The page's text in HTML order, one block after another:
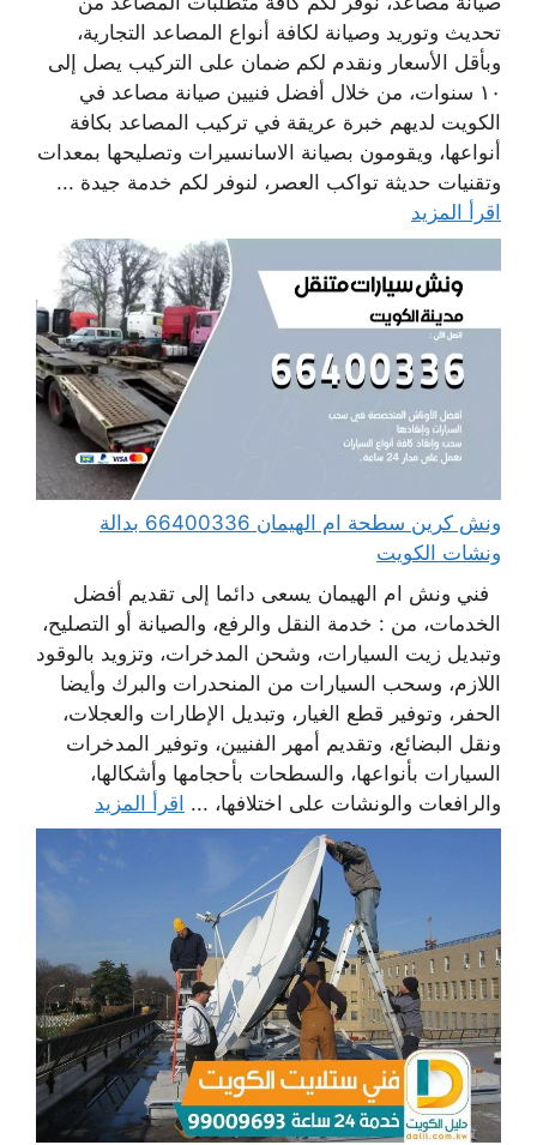
تحديث وتوريد وصيانة لكافة أنواع المصاعد التجارية،
وبأقل الأسعار ونقدم لكم ضمان على التركيب يصل إلى
١٠ سنوات، من خلال أفضل فنيين صيانة مصاعد في
الكويت لديهم خبرة عريقة في تركيب المصاعد بكافة
أنواعها، ويقومون بصيانة الاسانسيرات وتصليحها بمعدات
وتقنيات حديثة تواكب العصر، لنوفر لكم خدمة جيدة ...
اقرأ المزيد
ونش كرين سطحة ام الهيمان 66400336 بدالة
ونشات الكويت
فني ونش ام الهيمان يسعى دائما إلى تقديم أفضل
الخدمات، من : خدمة النقل والرفع، والصيانة أو التصليح،
وتبديل زيت السيارات، وشحن المدخرات، وتزويد بالوقود
اللازم، وسحب السيارات من المنحدرات والبرك وأيضا
الحفر، وتوفير قطع الغيار، وتبديل الإطارات والعجلات،
ونقل البضائع، وتقديم أمهر الفنيين، وتوفير المدخرات
السيارات بأنواعها، والسطحات بأحجامها وأشكالها،
والرافعات والونشات على اختلافها، ... اقرأ المزيد